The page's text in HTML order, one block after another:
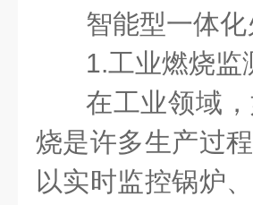
智能型一体
1.工业燃烧监
在工业领域
烧是许多生产过
以实时监控锅炉